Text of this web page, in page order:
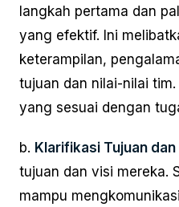
langkah pertama dan
yang efektif. Ini
keterampilan,
tujuan dan nilai-nilai
yang sesuai dengan
b. Klarifikasi Tujuan dan
tujuan dan visi mereka.
mampu